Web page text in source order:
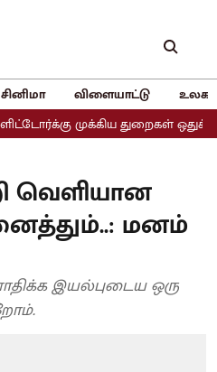
சினிமா விளையாட்டு
துறைகள் ஒதுக்கீடு
வெளியான
மனம்
இயல்புடைய ஒரு